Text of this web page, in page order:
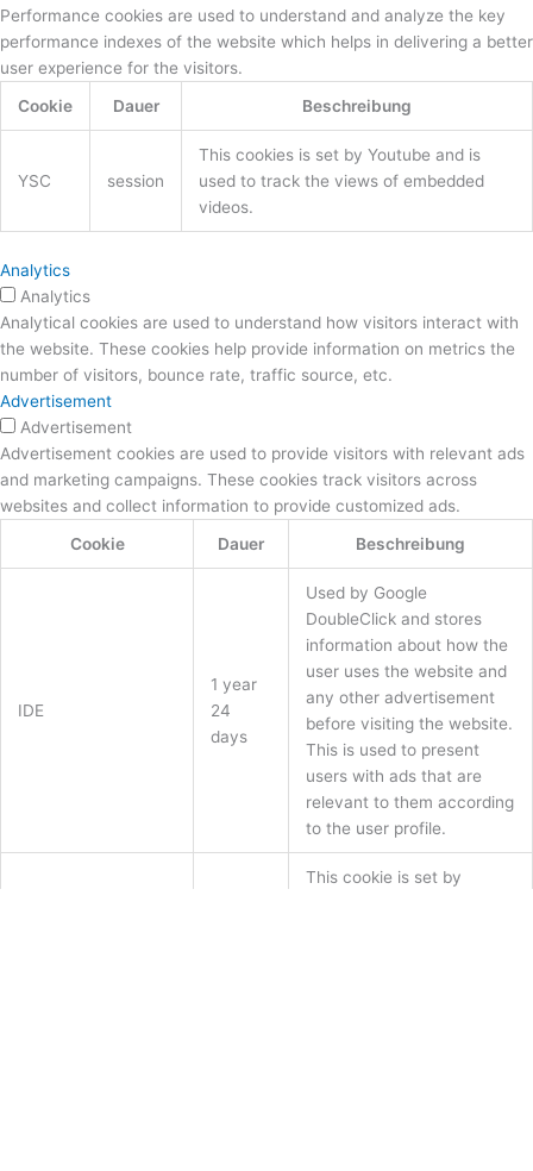
Performance cookies are used to understand and analyze the key
performance indexes of the website which helps in delivering a better
user experience for the visitors.
Cookie
Dauer Beschreibung
YSC session
This cookies is set by Youtube and is
used to track the views of embedded
videos.
Analytics
Analytics
Analytical cookies are used to understand how visitors interact with
the website. These cookies help provide information on metrics the
number of visitors, bounce rate, traffic source, etc.
Advertisement
Advertisement
Advertisement cookies are used to provide visitors with relevant ads
and marketing campaigns. These cookies track visitors across
websites and collect information to provide customized ads.
Cookie
Dauer Beschreibung
IDE
1 year
24
days
Used by Google
DoubleClick and stores
information about how the
user uses the website and
any other advertisement
before visiting the website.
This is used to present
users with ads that are
relevant to them according
to the user profile.
This cookie is set by